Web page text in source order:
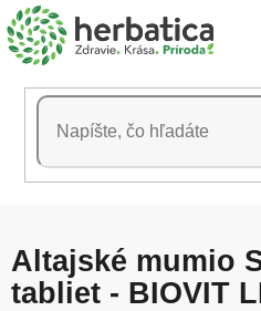
Prejsť
na
obsah
Altajské mumio
tabliet - BIOVIT